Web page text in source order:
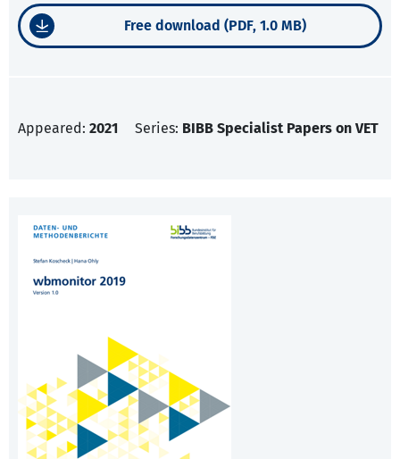
Free download (PDF, 1.0 MB)
Appeared: 2021 Series: BIBB Specialist Papers on VET